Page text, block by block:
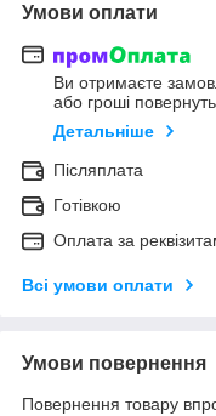
Умови оплати
Ви отримаєте
або гроші
Детальніше
Післяплата
Готівкою
Оплата за
Всі умови оплати
Умови повернення
Повернення товару